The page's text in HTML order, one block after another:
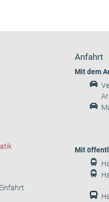
Anfahrt
Mit dem
Mit